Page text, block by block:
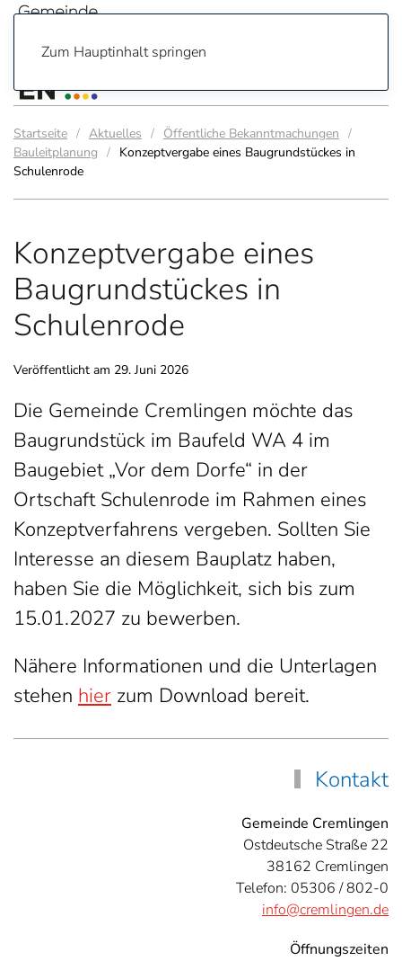
Zum Hauptinhalt springen
Startseite Aktuelles
Öffentliche Bekanntmachungen
Bauleitplanung
Konzeptvergabe eines Baugrundstückes in
Schulenrode
Konzeptvergabe eines
Baugrundstückes in
Schulenrode
Veröffentlicht am 29. Juni 2026
Die Gemeinde Cremlingen möchte das
Baugrundstück im Baufeld WA 4 im
Baugebiet „Vor dem Dorfe“ in der
Ortschaft Schulenrode im Rahmen eines
Konzeptverfahrens vergeben. Sollten Sie
Interesse an diesem Bauplatz haben,
haben Sie die Möglichkeit, sich bis zum
15.01.2027 zu bewerben.
Nähere Informationen und die Unterlagen
stehen hier zum Download bereit.
Kontakt
Gemeinde Cremlingen
Ostdeutsche Straße 22
38162 Cremlingen
Telefon: 05306 / 802-0
info@cremlingen.de
Öffnungszeiten